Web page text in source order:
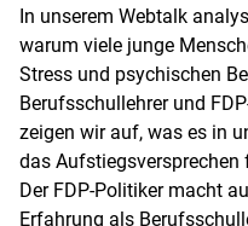
In unserem Webtalk
warum viele junge
Stress und psychischen
Berufsschullehrer und
zeigen wir auf, was es in
das
Der FDP-Politiker macht
Erfahrung als